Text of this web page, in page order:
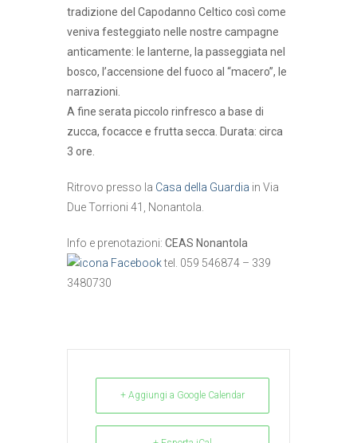
tradizione del Capodanno Celtico così come
veniva festeggiato nelle nostre campagne
anticamente: le lanterne, la passeggiata nel
bosco, l’accensione del fuoco al “macero”, le
narrazioni.
A fine serata piccolo rinfresco a base di
zucca, focacce e frutta secca. Durata: circa
3 ore.
Ritrovo presso la Casa della Guardia in Via
Due Torrioni 41, Nonantola.
Info e prenotazioni: CEAS Nonantola
tel. 059 546874 – 339
3480730
+ Aggiungi a Google Calendar